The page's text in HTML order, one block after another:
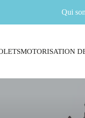
Qui
MOTORISATION